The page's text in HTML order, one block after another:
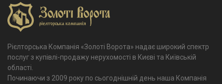
Рієлторська Компанія «Золоті Ворота» надає широкий спектр
послуг з купівлі-продажу нерухомості в Києві та Київській
області.
Починаючи з 2009 року по сьогоднішній день наша Компанія